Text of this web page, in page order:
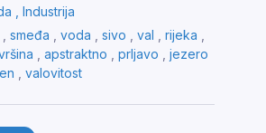
, Industrija
, smeđa , voda , sivo , val , rijeka ,
, apstraktno , prljavo , jezero
, valovitost